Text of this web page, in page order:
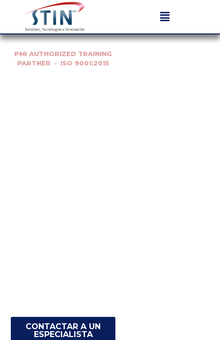
PMI AUTHORIZED TRAINING
PARTNER · ISO 9001:2015
CONTACTAR A UN
ESPECIALISTA